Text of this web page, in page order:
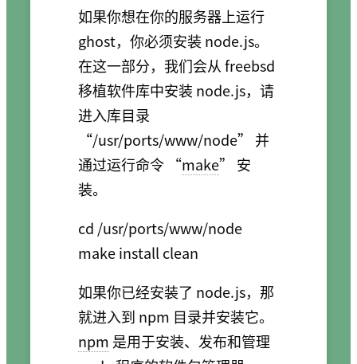
如果你想在你的服务器上运行
ghost，你必须安装 node.js。
在这一部分，我们会从 freebsd
移植软件库中安装 node.js，请
进入库目录
“/usr/ports/www/node” 并
通过运行命令 “make” 安
装。
cd /usr/ports/www/node
如果你已经安装了 node.js，那
就进入到 npm 目录并安装它。
npm 是用于安装、发布和管理